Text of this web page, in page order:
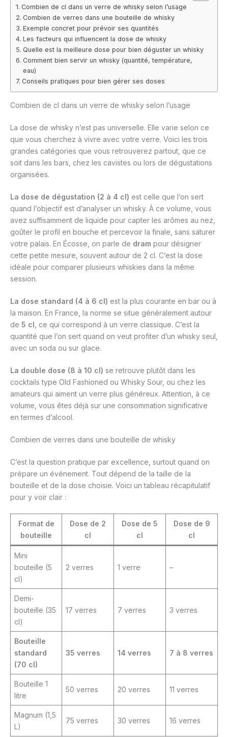
Combien de cl dans un verre de whisky selon l’usage
Combien de verres dans une bouteille de whisky
Exemple concret pour prévoir ses quantités
Les facteurs qui influencent la dose de whisky
Quelle est la meilleure dose pour bien déguster un whisky
Comment bien servir un whisky (quantité, température,
eau)
Conseils pratiques pour bien gérer ses doses
Combien de cl dans un verre de whisky selon l’usage
La dose de whisky n’est pas universelle. Elle varie selon ce
que vous cherchez à vivre avec votre verre. Voici les trois
grandes catégories que vous retrouverez partout, que ce
soit dans les bars, chez les cavistes ou lors de dégustations
organisées.
La dose de dégustation (2 à 4 cl) est celle que l’on sert
quand l’objectif est d’analyser un whisky. À ce volume, vous
avez suffisamment de liquide pour capter les arômes au nez,
goûter le profil en bouche et percevoir la finale, sans saturer
votre palais. En Écosse, on parle de dram pour désigner
cette petite mesure, souvent autour de 2 cl. C’est la dose
idéale pour comparer plusieurs whiskies dans la même
session.
La dose standard (4 à 6 cl) est la plus courante en bar ou à
la maison. En France, la norme se situe généralement autour
de 5 cl , ce qui correspond à un verre classique. C’est la
quantité que l’on sert quand on veut profiter d’un whisky seul,
avec un soda ou sur glace.
La double dose (8 à 10 cl) se retrouve plutôt dans les
cocktails type Old Fashioned ou Whisky Sour, ou chez les
amateurs qui aiment un verre plus généreux. Attention, à ce
volume, vous êtes déjà sur une consommation significative
en termes d’alcool.
Combien de verres dans une bouteille de whisky
C’est la question pratique par excellence, surtout quand on
prépare un événement. Tout dépend de la taille de la
bouteille et de la dose choisie. Voici un tableau récapitulatif
pour y voir clair :
Format de
bouteille
Dose de 2
cl
Dose de 5
cl
Dose de 9
cl
Mini
bouteille (5
cl)
2 verres 1 verre –
Demi-
bouteille (35
cl)
17 verres 7 verres 3 verres
Bouteille
standard
(70 cl)
35 verres 14 verres 7 à 8 verres
Bouteille 1
litre
50 verres 20 verres 11 verres
Magnum (1,5
L)
75 verres 30 verres 16 verres